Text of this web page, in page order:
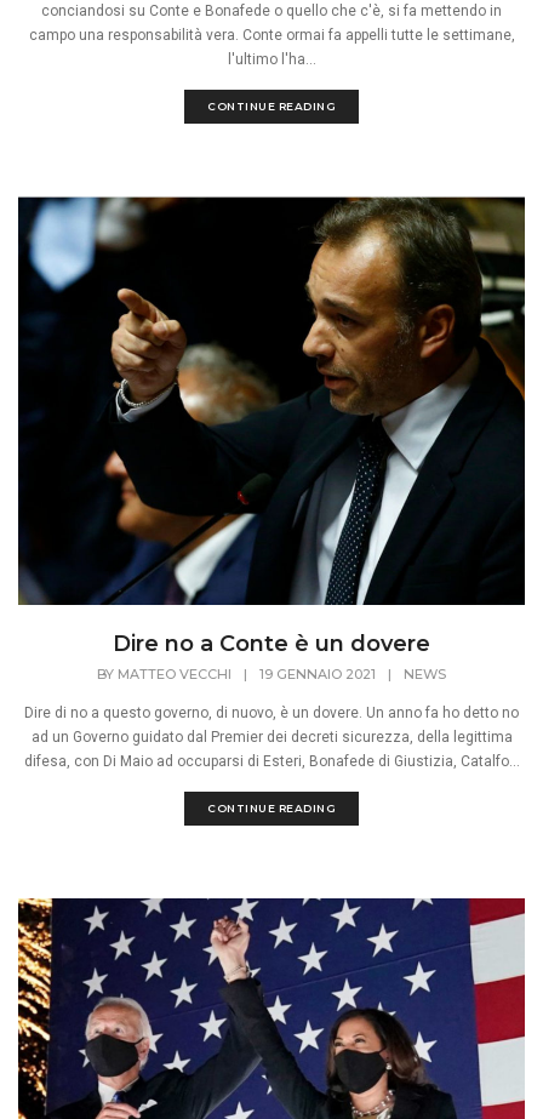
conciandosi su Conte e Bonafede o quello che c'è, si fa mettendo in
campo una responsabilità vera. Conte ormai fa appelli tutte le settimane,
l'ultimo l'ha...
CONTINUE READING
Dire no a Conte è un dovere
BY MATTEO VECCHI | 19 GENNAIO 2021 | NEWS
Dire di no a questo governo, di nuovo, è un dovere. Un anno fa ho detto no
ad un Governo guidato dal Premier dei decreti sicurezza, della legittima
difesa, con Di Maio ad occuparsi di Esteri, Bonafede di Giustizia, Catalfo...
CONTINUE READING